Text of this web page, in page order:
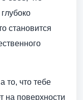
становится
то, что тебе
на поверхности